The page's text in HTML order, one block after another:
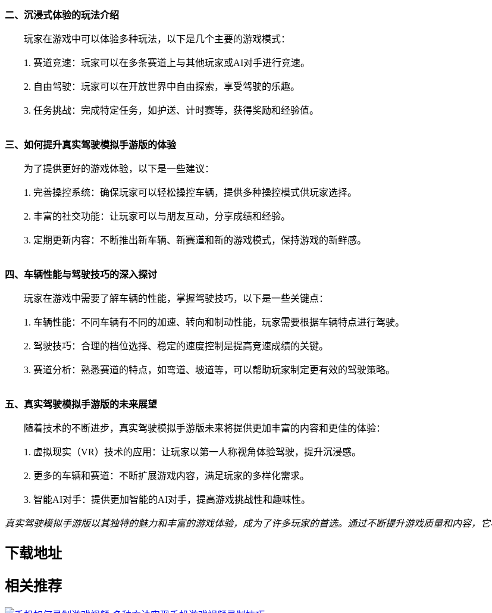
二、沉浸式体验的玩法介绍
玩家在游戏中可以体验多种玩法，以下是几个主要的游戏模式：
1. 赛道竞速：玩家可以在多条赛道上与其他玩家或AI对手进行竞速。
2. 自由驾驶：玩家可以在开放世界中自由探索，享受驾驶的乐趣。
3. 任务挑战：完成特定任务，如护送、计时赛等，获得奖励和经验值。
三、如何提升真实驾驶模拟手游版的体验
为了提供更好的游戏体验，以下是一些建议：
1. 完善操控系统：确保玩家可以轻松操控车辆，提供多种操控模式供玩家选择。
2. 丰富的社交功能：让玩家可以与朋友互动，分享成绩和经验。
3. 定期更新内容：不断推出新车辆、新赛道和新的游戏模式，保持游戏的新鲜感。
四、车辆性能与驾驶技巧的深入探讨
玩家在游戏中需要了解车辆的性能，掌握驾驶技巧，以下是一些关键点：
1. 车辆性能：不同车辆有不同的加速、转向和制动性能，玩家需要根据车辆特点进行驾驶。
2. 驾驶技巧：合理的档位选择、稳定的速度控制是提高竞速成绩的关键。
3. 赛道分析：熟悉赛道的特点，如弯道、坡道等，可以帮助玩家制定更有效的驾驶策略。
五、真实驾驶模拟手游版的未来展望
随着技术的不断进步，真实驾驶模拟手游版未来将提供更加丰富的内容和更佳的体验：
1. 虚拟现实（VR）技术的应用：让玩家以第一人称视角体验驾驶，提升沉浸感。
2. 更多的车辆和赛道：不断扩展游戏内容，满足玩家的多样化需求。
3. 智能AI对手：提供更加智能的AI对手，提高游戏挑战性和趣味性。
真实驾驶模拟手游版以其独特的魅力和丰富的游戏体验，成为了许多玩家的首选。通过不断提升游戏质量和内容，
下载地址
相关推荐